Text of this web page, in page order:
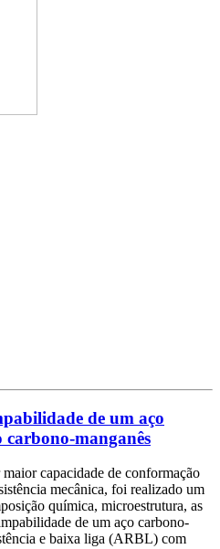
de um aço
manganês
capacidade de conformação
mecânica, foi realizado um
química, microestrutura, as
de um aço carbono-
e baixa liga (ARBL) com